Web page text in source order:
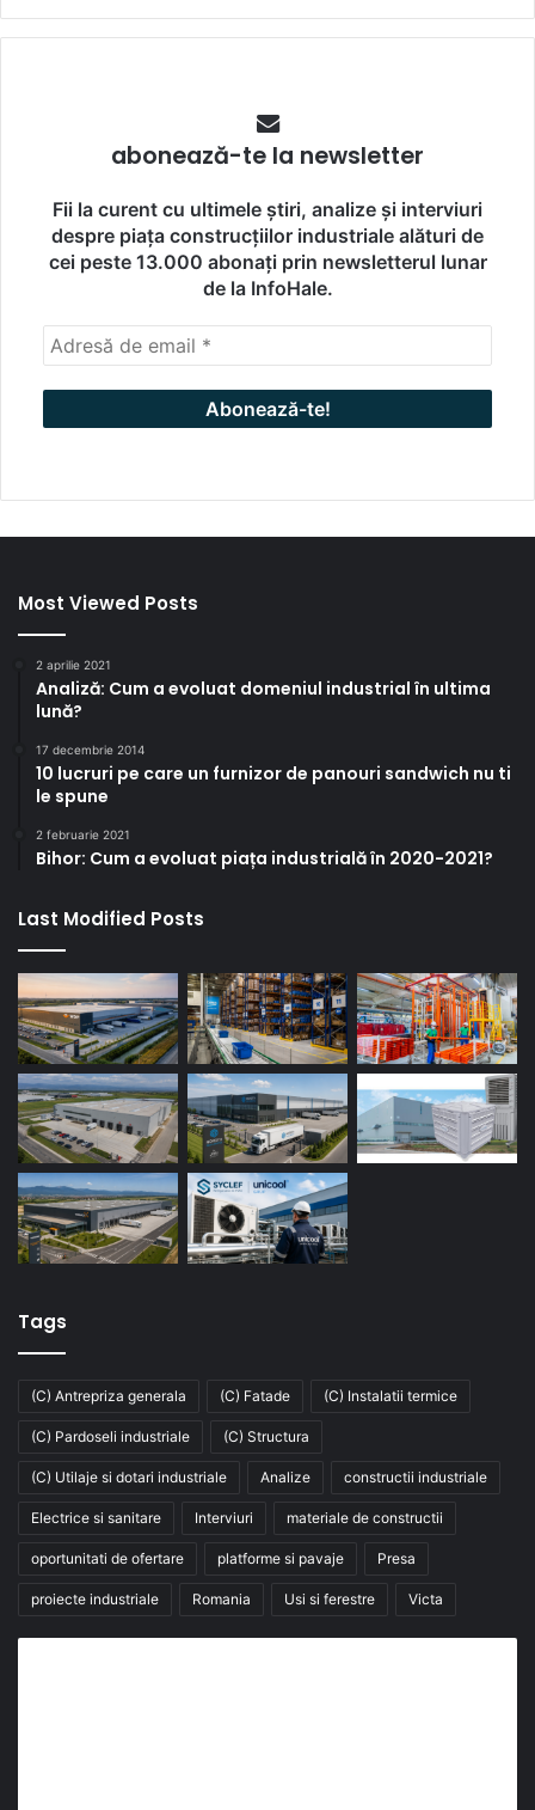
abonează-te la newsletter
Fii la curent cu ultimele știri, analize și interviuri
despre piața construcțiilor industriale alături de
cei peste 13.000 abonați prin newsletterul lunar
de la InfoHale.
Most Viewed Posts
2 aprilie 2021
Analiză: Cum a evoluat domeniul industrial în ultima
lună?
17 decembrie 2014
10 lucruri pe care un furnizor de panouri sandwich nu ti
le spune
2 februarie 2021
Bihor: Cum a evoluat piața industrială în 2020-2021?
Last Modified Posts
Tags
(C) Antrepriza generala (C) Fatade (C) Instalatii termice
(C) Pardoseli industriale (C) Structura
(C) Utilaje si dotari industriale Analize constructii industriale
Electrice si sanitare Interviuri materiale de constructii
oportunitati de ofertare platforme si pavaje Presa
proiecte industriale Romania Usi si ferestre Victa